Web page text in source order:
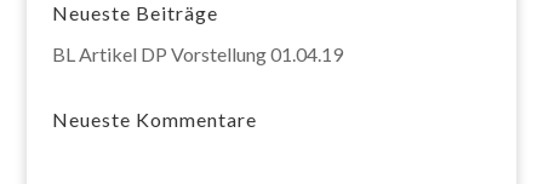
Neueste Beiträge
BL Artikel DP Vorstellung 01.04.19
Neueste Kommentare